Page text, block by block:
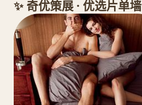
✨ 奇优策展 · 优选片单墙